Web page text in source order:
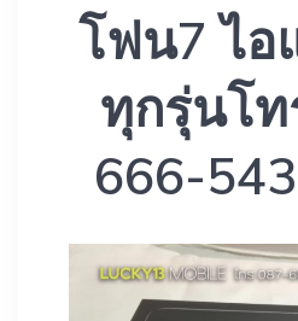
โฟน7 ไอ
ทุกรุ่นโ
666-